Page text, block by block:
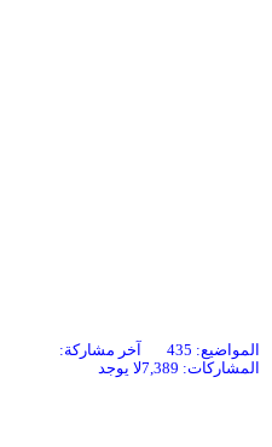
المواضيع: 435
المشاركات: 7,389
آخر مشاركة:
لا يوجد